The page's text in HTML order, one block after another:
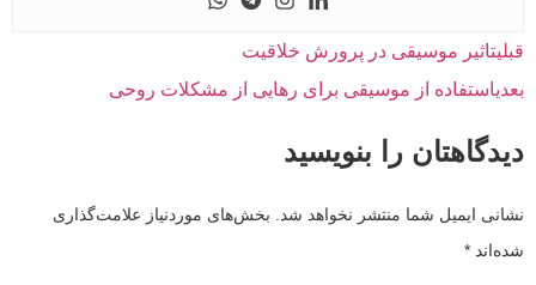
قبلیتاثیر موسیقی در پرورش خلاقیت
بعدیاستفاده از موسیقی برای رهایی از مشکلات روحی
دیدگاهتان را بنویسید
نشانی ایمیل شما منتشر نخواهد شد.
بخش‌های موردنیاز علامت‌گذاری
شده‌اند *